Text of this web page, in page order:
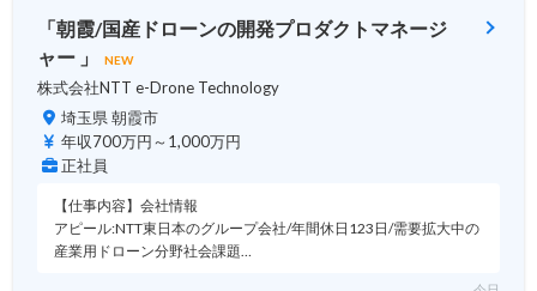
「朝霞/国産ドローンの開発プロダクトマネージ
ャー 」
NEW
株式会社NTT e-Drone Technology
埼玉県 朝霞市
年収700万円～1,000万円
正社員
【仕事内容】会社情報
アピール:NTT東日本のグループ会社/年間休日123日/需要拡大中の
産業用ドローン分野社会課題…